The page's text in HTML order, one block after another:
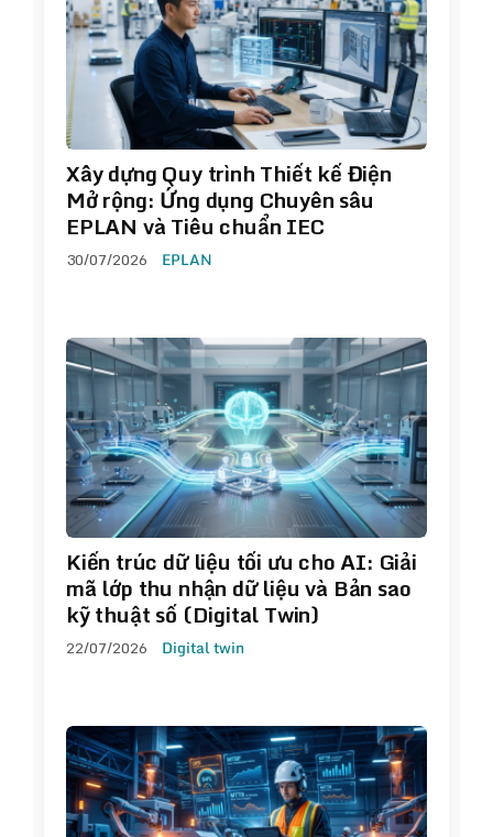
Xây dựng Quy trình Thiết kế Điện
Mở rộng: Ứng dụng Chuyên sâu
EPLAN và Tiêu chuẩn IEC
30/07/2026 EPLAN
Kiến trúc dữ liệu tối ưu cho AI: Giải
mã lớp thu nhận dữ liệu và Bản sao
kỹ thuật số (Digital Twin)
22/07/2026 Digital twin